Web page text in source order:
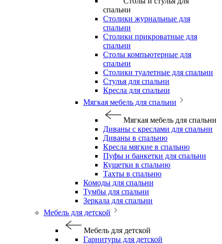
спальни
Столики журнальные для
спальни
Столики прикроватные для
спальни
Столы компьютерные для
спальни
Столики туалетные для спальни
Стулья для спальни
Кресла для спальни
Мягкая мебель для спальни
Мягкая мебель для спальни
Диваны с креслами для спальни
Диваны в спальню
Кресла мягкие в спальню
Пуфы и банкетки для спальни
Кушетки в спальню
Тахты в спальню
Комоды для спальни
Тумбы для спальни
Зеркала для спальни
Мебель для детской
Мебель для детской
Гарнитуры для детской